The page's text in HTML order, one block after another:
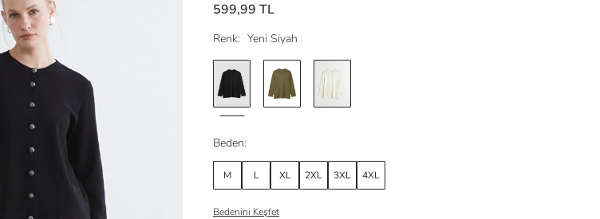
599,99 TL
Renk: Yeni Siyah
Beden:
M L XL 2XL 3XL 4XL
Bedenini Keşfet